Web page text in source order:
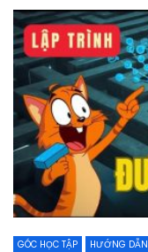
GÓC HỌC TẬP HƯỚNG DẪN